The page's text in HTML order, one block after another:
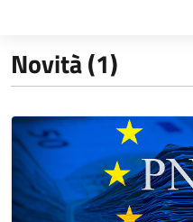
Novità (1)